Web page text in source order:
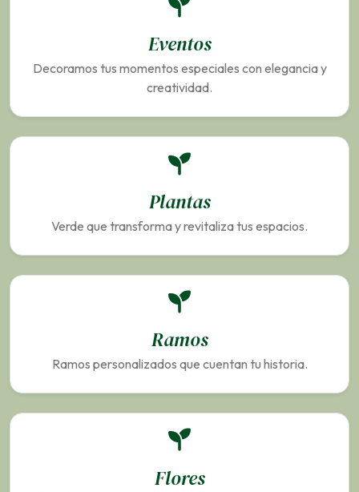
Eventos
Decoramos tus momentos especiales con elegancia y
creatividad.
Plantas
Verde que transforma y revitaliza tus espacios.
Ramos
Ramos personalizados que cuentan tu historia.
Flores